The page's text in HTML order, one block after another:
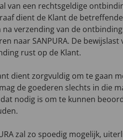
van een rechtsgeldige
dient de Klant de
na verzending van de
naar SANPURA. De
rust op de Klant.
dient zorgvuldig om te gaan
de goederen slechts in die
nodig is om te kunnen
zal zo spoedig mogelijk,